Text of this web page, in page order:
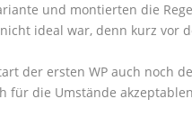
und montierten die
ideal war, denn kurz vor
der ersten WP auch noch
für die Umstände